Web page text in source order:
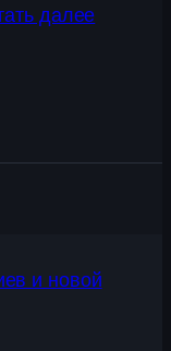
далее
и новой